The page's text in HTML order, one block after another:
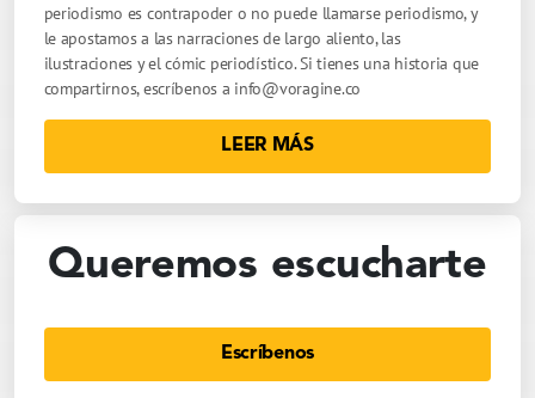
periodismo es contrapoder o no puede llamarse periodismo, y
le apostamos a las narraciones de largo aliento, las
ilustraciones y el cómic periodístico. Si tienes una historia que
compartirnos, escríbenos a info@voragine.co
LEER MÁS
Queremos escucharte
Escríbenos